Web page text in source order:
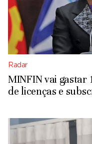
Radar
MINFIN vai gastar
de licenças e